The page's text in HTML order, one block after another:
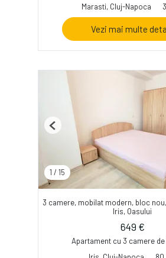
Marasti, Cluj-Napoca
Vezi mai multe
1 / 15
Previous
3 camere, mobilat modern, bloc
Iris, Oasului
649 €
Apartament cu 3 camere